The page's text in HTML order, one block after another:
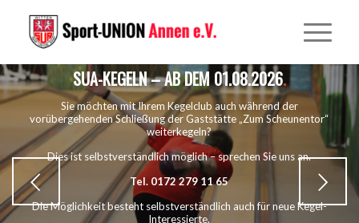
SUA-KEGELN – AB DEM 01.08.2026.
Sie möchten mit Ihrem Kegelclub auch während der
vorübergehenden Schließung der Gaststätte „Zum Scheunentor“
weiterkegeln?
Dies ist selbstverständlich möglich – sprechen Sie uns an.
Tel. 0172 279 11 65
Die Möglichkeit besteht selbstverständlich auch für neue Kegel-
Interessierte.
Weiter